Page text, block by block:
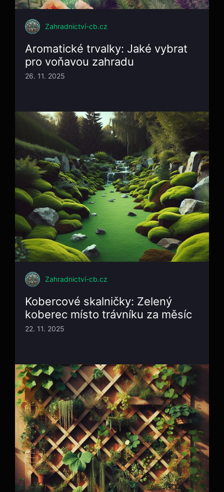
Zahradnictví-cb.cz
Aromatické trvalky: Jaké vybrat
pro voňavou zahradu
26. 11. 2025
Zahradnictví-cb.cz
Kobercové skalničky: Zelený
koberec místo trávníku za měsíc
22. 11. 2025